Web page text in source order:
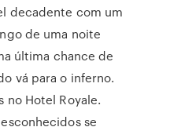
decadente com um
de uma noite
última chance de
vá para o inferno.
no Hotel Royale.
se